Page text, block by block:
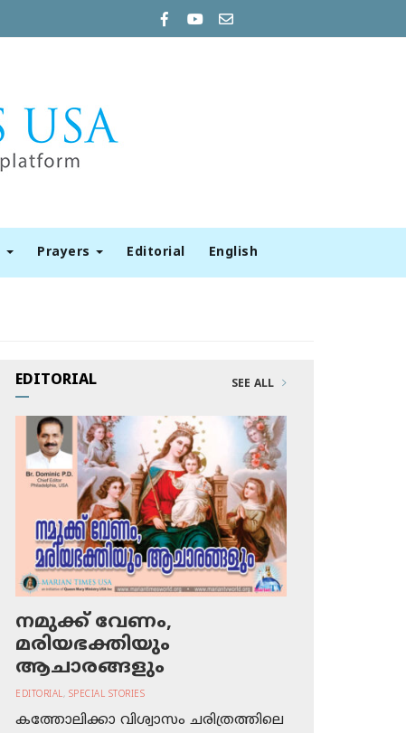
Prayers Editorial English
EDITORIAL SEE ALL
നമുക്ക് വേണം,
മരിയഭക്തിയും
ആചാരങ്ങളും
EDITORIAL, SPECIAL STORIES
കത്തോലിക്കാ വിശ്വാസം ചരിത്രത്തിലെ